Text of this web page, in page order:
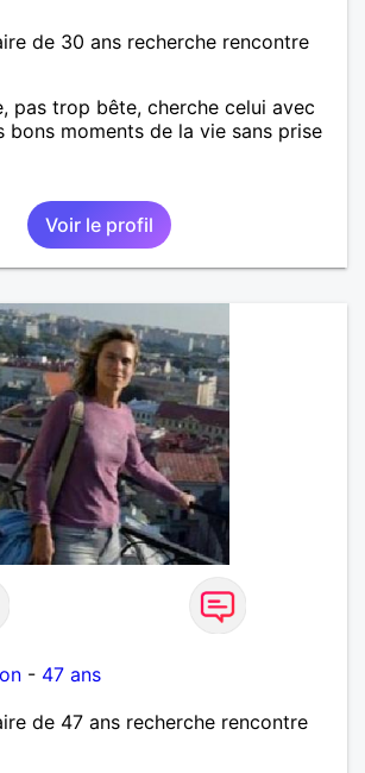
de 30 ans recherche rencontre
pas trop bête, cherche celui avec
bons moments de la vie sans prise
Voir le profil
- 47 ans
de 47 ans recherche rencontre